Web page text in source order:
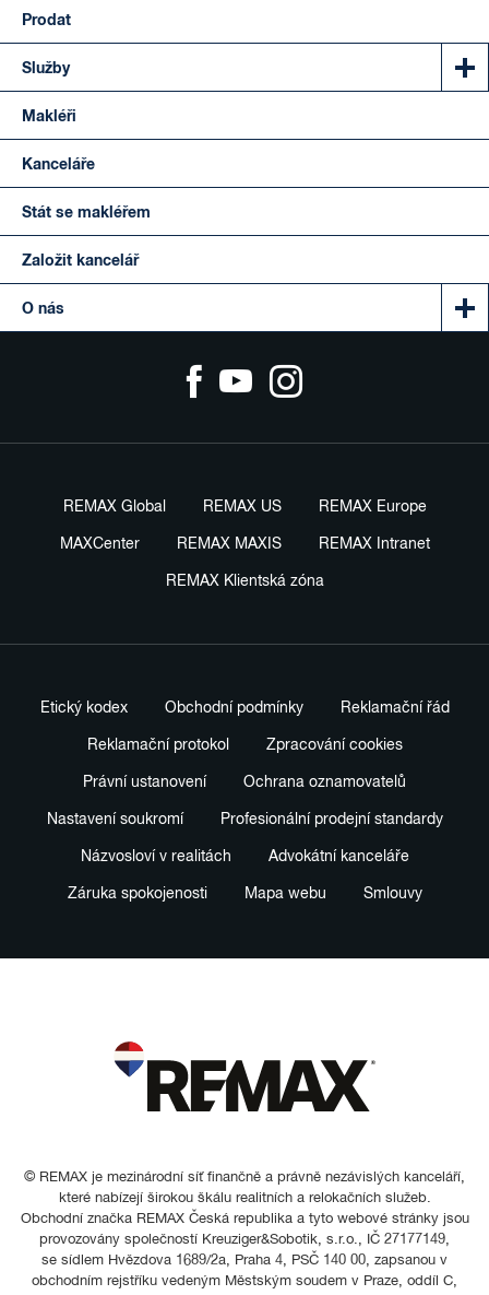
Prodat
Služby
Makléři
Kanceláře
Stát se makléřem
Založit kancelář
O nás
REMAX Global REMAX US REMAX Europe
MAXCenter REMAX MAXIS REMAX Intranet
REMAX Klientská zóna
Etický kodex Obchodní podmínky Reklamační řád
Reklamační protokol Zpracování cookies
Právní ustanovení Ochrana oznamovatelů
Nastavení soukromí Profesionální prodejní standardy
Názvosloví v realitách Advokátní kanceláře
Záruka spokojenosti Mapa webu Smlouvy
© REMAX je mezinárodní síť finančně a právně nezávislých kanceláří,
které nabízejí širokou škálu realitních a relokačních služeb.
Obchodní značka REMAX Česká republika a tyto webové stránky jsou
provozovány společností Kreuziger&Sobotik, s.r.o., IČ 27177149,
se sídlem Hvězdova 1689/2a, Praha 4, PSČ 140 00, zapsanou v
obchodním rejstříku vedeným Městským soudem v Praze, oddíl C,